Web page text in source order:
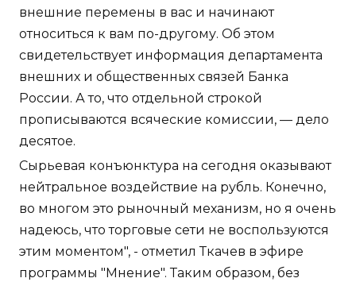
внешние перемены в вас и начинают
относиться к вам по-другому. Об этом
свидетельствует информация департамента
внешних и общественных связей Банка
России. А то, что отдельной строкой
прописываются всяческие комиссии, — дело
десятое.
Сырьевая конъюнктура на сегодня оказывают
нейтральное воздействие на рубль. Конечно,
во многом это рыночный механизм, но я очень
надеюсь, что торговые сети не воспользуются
этим моментом", - отметил Ткачев в эфире
программы "Мнение". Таким образом, без